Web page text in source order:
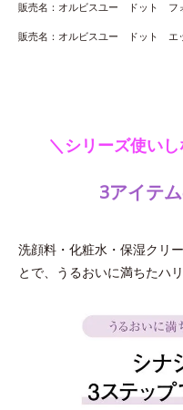
販売名：オルビスユー ドット フ
販売名：オルビスユー ドット エ
＼シリーズ使い
3アイテ
洗顔料・化粧水・保湿クリ
とで、うるおいに満ちたハ